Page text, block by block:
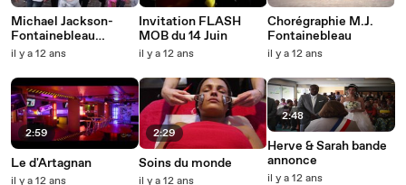
Michael Jackson-
Fontainebleau
Flashmob Happy
il y a 12 ans
2:59
Le d'Artagnan
il y a 12 ans
Invitation FLASH
MOB du 14 Juin
il y a 12 ans
2:29
Soins du monde
il y a 12 ans
Chorégraphie M.J.
Fontainebleau
il y a 12 ans
2:48
Herve & Sarah bande
annonce
il y a 12 ans